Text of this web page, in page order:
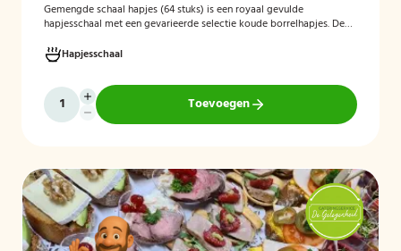
Gemengde schaal hapjes (64 stuks) is een royaal gevulde
hapjesschaal met een gevarieerde selectie koude borrelhapjes. De
recepties, bedrijfsborrels en andere feestelijke gelegenheden. Met
64 hapjes is deze schaal geschikt om een grotere groep gasten te
voorzien van smakelijke en gevarieerde snacks.
Hapjesschaal
Toevoegen